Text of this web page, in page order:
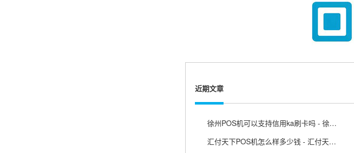
近期文章
徐州POS机可以支持信用ka刷卡吗 - 徐州POS机
汇付天下POS机怎么样多少钱 - 汇付天下pos下载